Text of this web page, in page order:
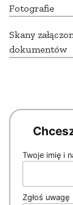
Fotografie
Skany
dokumentów
Twoje imię i
Zgłoś uwagę